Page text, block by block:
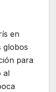
en
globos
para
al